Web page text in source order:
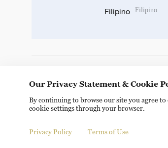
Filipino Filipino
© China Radio International.CRI. All Rights
Our Privacy Statement & Cookie
By continuing to browse our site you agree
cookie settings through your browser.
Privacy Policy Terms of Use